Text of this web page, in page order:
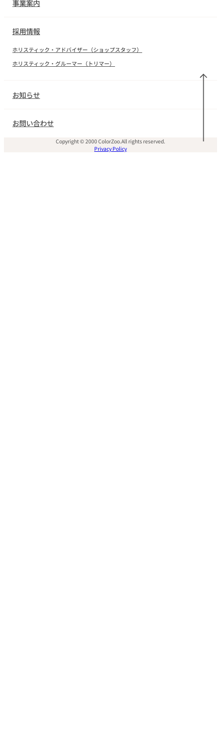
事業案内
採用情報
ホリスティック・アドバイザー（ショップスタッフ）
ホリスティック・グルーマー（トリマー）
お知らせ
お問い合わせ
Copyright © 2000 ColorZoo.All rights reserved.
Privacy Policy